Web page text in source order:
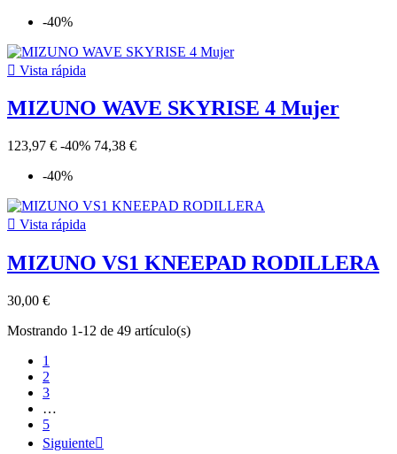
-40%
 Vista rápida
MIZUNO WAVE SKYRISE 4 Mujer
123,97 € -40% 74,38 €
-40%
 Vista rápida
MIZUNO VS1 KNEEPAD RODILLERA
30,00 €
Mostrando 1-12 de 49 artículo(s)
1
2
3
…
5
Siguiente